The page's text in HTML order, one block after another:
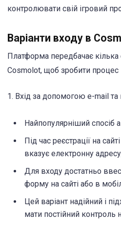
контролювати свій ігровий
Варіанти входу в
Платформа передбачає кілька
Cosmolot, щоб зробити
1. Вхід за допомогою e-mail та
Найпопулярніший спосіб
Під час реєстрації на
вказує електронну
Для входу достатньо
форму на сайті або в
Цей варіант надійний і
мати постійний контроль